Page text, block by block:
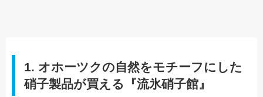
1. オホーツクの自然をモチーフにした
硝子製品が買える『流氷硝子館』